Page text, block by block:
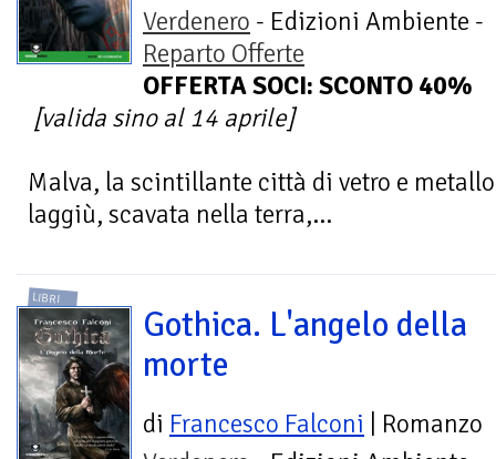
Verdenero - Edizioni Ambiente -
Reparto Offerte
OFFERTA SOCI: SCONTO 40%
[valida sino al 14 aprile]
Malva, la scintillante città di vetro e
laggiù, scavata nella terra,...
LIBRI
Gothica. L'angelo della
morte
di Francesco Falconi | Romanzo